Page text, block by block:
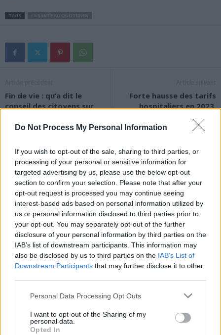
Do Not Process My Personal Information
If you wish to opt-out of the sale, sharing to third parties, or
processing of your personal or sensitive information for
targeted advertising by us, please use the below opt-out
section to confirm your selection. Please note that after your
opt-out request is processed you may continue seeing
interest-based ads based on personal information utilized by
us or personal information disclosed to third parties prior to
your opt-out. You may separately opt-out of the further
disclosure of your personal information by third parties on the
IAB’s list of downstream participants. This information may
also be disclosed by us to third parties on the IAB’s List of
Downstream Participants that may further disclose it to other
Personal Data Processing Opt Outs
I want to opt-out of the Sharing of my
personal data.
Opted In
TAGS
Fin de vie : qu’a dit le
conseil des citoyens sur
Forte hausse des tarifs
hospitaliers en 2023
News Santé
https://news-sante.fr
ARTICLES CONNEXES PLUS DE L'AUTEUR
essentiels des
cardiologues pour
éviter le danger
Santé
attention à la pénurie de
lunettes de sécurité
révolutionnaire pour
combattre le cancer